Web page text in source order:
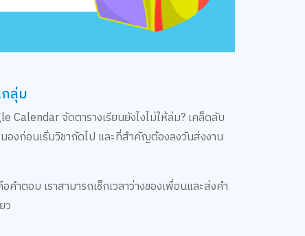
ลุ่ม
Calendar จัดตารางเรียนยังไงไม่ให้ล่ม? เคล็ดลับ
องก่อนเริ่มวิชาถัดไป และที่สำคัญต้องลงวันส่งงาน
ตอบ เราสามารถเช็กเวลาว่างของเพื่อนและส่งคำ
ว